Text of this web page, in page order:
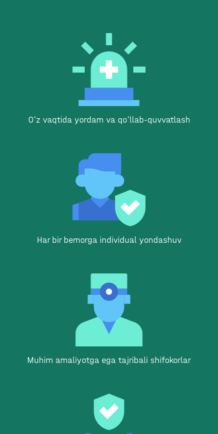
O'z vaqtida yordam va qo'llab-quvvatlash
Har bir bemorga individual yondashuv
Muhim amaliyotga ega tajribali shifokorlar